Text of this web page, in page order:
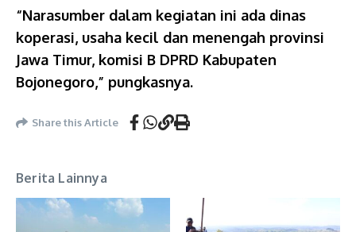
“Narasumber dalam kegiatan ini ada dinas
koperasi, usaha kecil dan menengah provinsi
Jawa Timur, komisi B DPRD Kabupaten
Bojonegoro,” pungkasnya.
Share this Article
Berita Lainnya